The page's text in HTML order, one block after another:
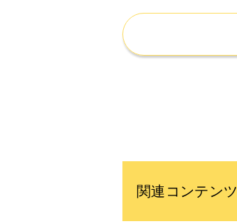
関連コンテンツ